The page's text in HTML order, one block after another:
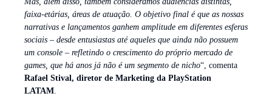
faixa-etárias, áreas de atuação. O objetivo final é que as nossas
narrativas e lançamentos ganhem amplitude em diferentes esferas
sociais – desde entusiastas até aqueles que ainda não possuem
um console – refletindo o crescimento do próprio mercado de
games, que há anos já não é um segmento de nicho“, comenta
Rafael Stival, diretor de Marketing da PlayStation
LATAM.